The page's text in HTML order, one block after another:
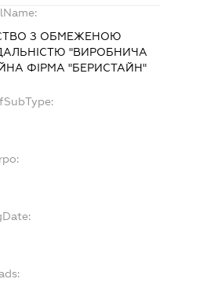
З ОБМЕЖЕНОЮ
"ВИРОБНИЧА
ФІРМА "БЕРИСТАЙН"